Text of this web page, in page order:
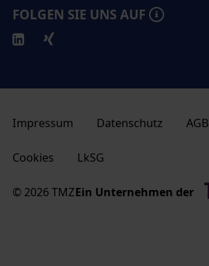
FOLGEN SIE UNS AUF
Impressum Datenschutz AGB
Cookies LkSG
© 2026 TMZEin Unternehmen der